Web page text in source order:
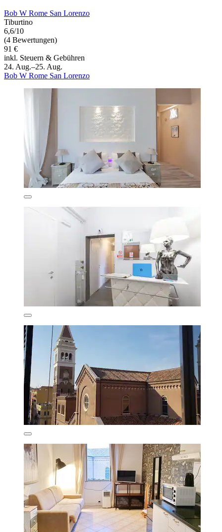
Bob W Rome San Lorenzo
Tiburtino
6,6/10
(4 Bewertungen)
91 €
inkl. Steuern & Gebühren
24. Aug.–25. Aug.
Bob W Rome San Lorenzo